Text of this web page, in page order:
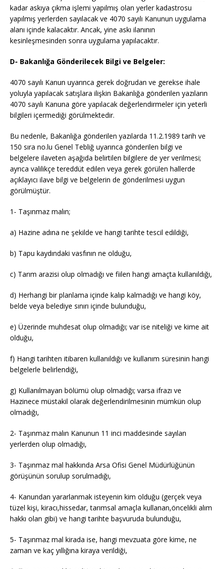
kadar askıya çıkma işlemi yapılmış olan yerler kadastrosu
yapılmış yerlerden sayılacak ve 4070 sayılı Kanunun uygulama
alanı içinde kalacaktır. Ancak, yine askı ilanının
kesinleşmesinden sonra uygulama yapılacaktır.
D- Bakanlığa Gönderilecek Bilgi ve Belgeler:
4070 sayılı Kanun uyarınca gerek doğrudan ve gerekse ihale
yoluyla yapılacak satışlara ilişkin Bakanlığa gönderilen yazıların
4070 sayılı Kanuna göre yapılacak değerlendirmeler için yeterli
bilgileri içermediği görülmektedir.
Bu nedenle, Bakanlığa gönderilen yazılarda 11.2.1989 tarih ve
150 sıra no.lu Genel Tebliğ uyarınca gönderilen bilgi ve
belgelere ilaveten aşağıda belirtilen bilgilere de yer verilmesi;
ayrıca valilikçe tereddüt edilen veya gerek görülen hallerde
açıklayıcı ilave bilgi ve belgelerin de gönderilmesi uygun
görülmüştür.
1- Taşınmaz malın;
a) Hazine adına ne şekilde ve hangi tarihte tescil edildiği,
b) Tapu kaydındaki vasfının ne olduğu,
c) Tarım arazisi olup olmadığı ve fiilen hangi amaçta kullanıldığı,
d) Herhangi bir planlama içinde kalıp kalmadığı ve hangi köy,
belde veya belediye sınırı içinde bulunduğu,
e) Üzerinde muhdesat olup olmadığı; var ise niteliği ve kime ait
olduğu,
f) Hangi tarihten itibaren kullanıldığı ve kullanım süresinin hangi
belgelerle belirlendiği,
g) Kullanılmayan bölümü olup olmadığı; varsa ifrazı ve
Hazinece müstakil olarak değerlendirilmesinin mümkün olup
olmadığı,
2- Taşınmaz malın Kanunun 11 inci maddesinde sayılan
yerlerden olup olmadığı,
3- Taşınmaz mal hakkında Arsa Ofisi Genel Müdürlüğünün
görüşünün sorulup sorulmadığı,
4- Kanundan yararlanmak isteyenin kim olduğu (gerçek veya
tüzel kişi, kiracı,hissedar, tarımsal amaçla kullanan,öncelikli alım
hakkı olan gibi) ve hangi tarihte başvuruda bulunduğu,
5- Taşınmaz mal kirada ise, hangi mevzuata göre kime, ne
zaman ve kaç yıllığına kiraya verildiği,